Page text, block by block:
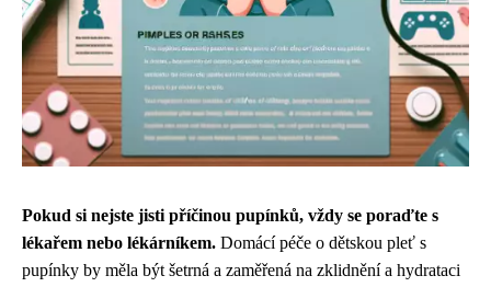
Pokud si nejste jisti příčinou pupínků, vždy se poraďte s
lékařem nebo lékárníkem. Domácí péče o dětskou pleť s
pupínky by měla být šetrná a zaměřená na zklidnění a hydrataci